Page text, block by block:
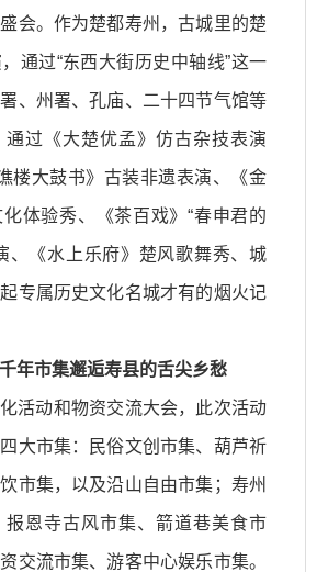
会。作为楚都寿州，古城里的楚
通过“东西大街历史中轴线”这一
、州署、孔庙、二十四节气馆等
通过《大楚优孟》仿古杂技表演
楼大鼓书》古装非遗表演、《金
体验秀、《茶百戏》“春申君的
、《水上乐府》楚风歌舞秀、城
专属历史文化名城才有的烟火记
年市集邂逅寿县的舌尖乡愁
活动和物资交流大会，此次活动
大市集：民俗文创市集、葫芦祈
市集，以及沿山自由市集；寿州
报恩寺古风市集、箭道巷美食市
交流市集、游客中心娱乐市集。